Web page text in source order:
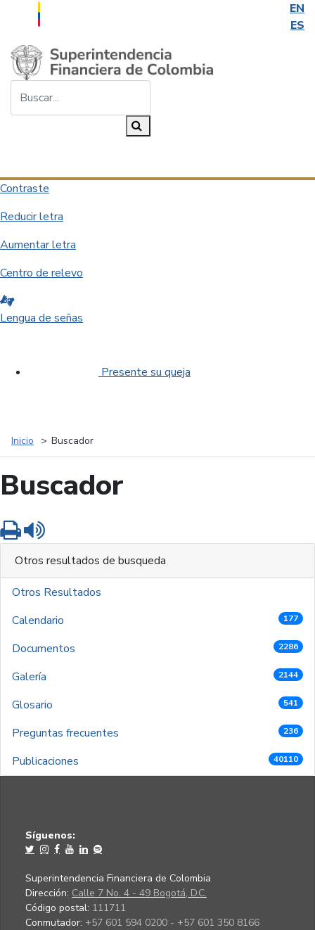
EN
ES
Saltar al contenido principal
Contraste
Reducir letra
Aumentar letra
Centro de relevo
Lengua de señas
Presente su queja
Inicio Buscador
Buscador
Imprimir
Otros resultados de busqueda
Otros Resultados
Calendario
177
Documentos 2286
Galería 2144
Glosario 541
Preguntas frecuentes 236
Publicaciones 40110
Síguenos:
Superintendencia Financiera de Colombia
Dirección: Calle 7 No. 4 - 49 Bogotá, D.C.
Código postal: 111711
Conmutador: +57 601 594 0200 - +57 601 350 8166